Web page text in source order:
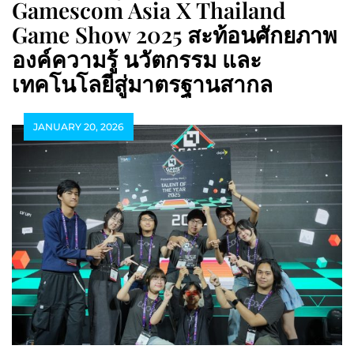
Gamescom Asia X Thailand
Game Show 2025 สะท้อนศักยภาพ
องค์ความรู้ นวัตกรรม และ
เทคโนโลยีสู่มาตรฐานสากล
JANUARY 20, 2026